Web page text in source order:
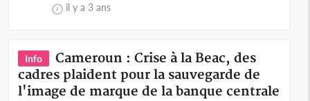
il y a 3 ans
Info
Cameroun : Crise à la Beac, des
cadres plaident pour la sauvegarde de
l'image de marque de la banque centrale